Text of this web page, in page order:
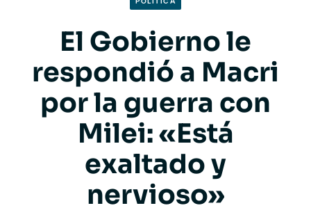
El Gobierno le
respondió a Macri
por la guerra con
Milei: «Está
exaltado y
nervioso»